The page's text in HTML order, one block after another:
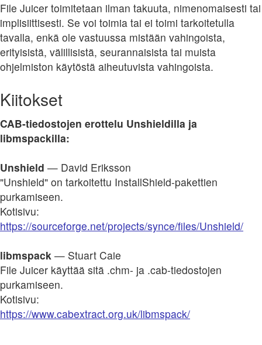
File Juicer toimitetaan ilman takuuta, nimenomaisesti tai
implisiittisesti. Se voi toimia tai ei toimi tarkoitetulla
tavalla, enkä ole vastuussa mistään vahingoista,
erityisistä, välillisistä, seurannaisista tai muista
ohjelmiston käytöstä aiheutuvista vahingoista.
Kiitokset
CAB-tiedostojen erottelu Unshieldilla ja
libmspackilla:
Unshield — David Eriksson
"Unshield" on tarkoitettu InstallShield-pakettien
purkamiseen.
Kotisivu:
https://sourceforge.net/projects/synce/files/Unshield/
libmspack — Stuart Caie
File Juicer käyttää sitä .chm- ja .cab-tiedostojen
purkamiseen.
Kotisivu:
https://www.cabextract.org.uk/libmspack/